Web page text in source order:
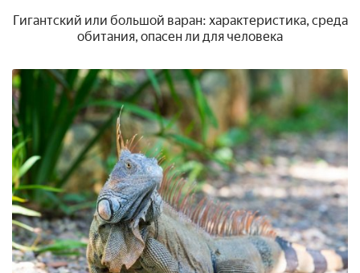
Гигантский или большой варан: характеристика, среда
обитания, опасен ли для человека